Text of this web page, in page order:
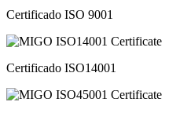
Certificado ISO 9001
Certificado ISO14001